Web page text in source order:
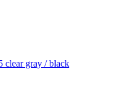
clear gray / black